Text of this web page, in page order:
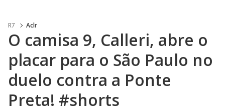
R7 Aclr
O camisa 9, Calleri, abre o
placar para o São Paulo no
duelo contra a Ponte
Preta! #shorts